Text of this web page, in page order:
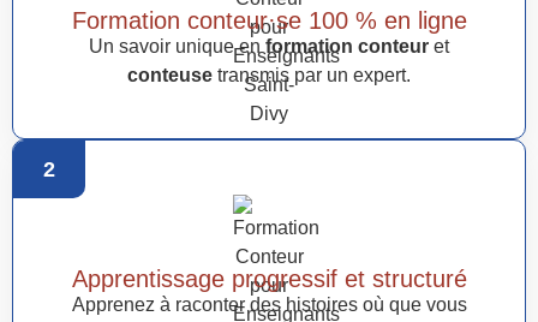
Formation conteur·se 100 % en ligne
Un savoir unique en formation conteur et
conteuse transmis par un expert.
2
Apprentissage progressif et structuré
Apprenez à raconter des histoires où que vous